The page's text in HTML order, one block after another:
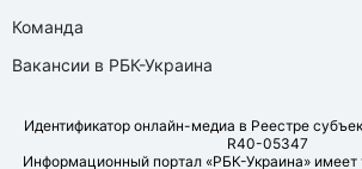
Команда
Вакансии в РБК-Украина
Идентификатор онлайн-медиа в Реестре
R40-05347
Информационный портал «РБК-Украина»